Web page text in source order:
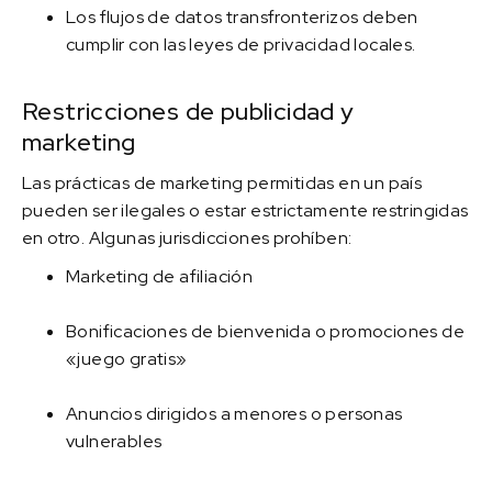
Los flujos de datos transfronterizos deben
cumplir con las leyes de privacidad locales.
Restricciones de publicidad y
marketing
Las prácticas de marketing permitidas en un país
pueden ser ilegales o estar estrictamente restringidas
en otro. Algunas jurisdicciones prohíben:
Marketing de afiliación
Bonificaciones de bienvenida o promociones de
«juego gratis»
Anuncios dirigidos a menores o personas
vulnerables